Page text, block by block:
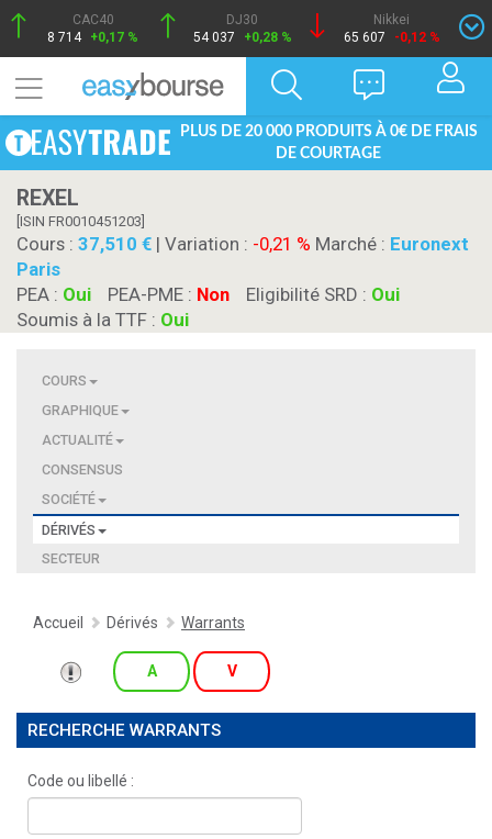
CAC40
8 714 +0,17 %
DJ30
54 037
+0,28 %
Nikkei
65 607
-0,12 %
PLUS DE 20 000 PRODUITS À 0€ DE FRAIS
DE COURTAGE
REXEL
[ISIN FR0010451203]
Cours : 37,510 | Variation : -0,21 % Marché : Euronext
Paris
PEA : Oui PEA-PME : Non Eligibilité SRD : Oui
Soumis à la TTF : Oui
COURS
GRAPHIQUE
ACTUALITÉ
CONSENSUS
SOCIÉTÉ
DÉRIVÉS
SECTEUR
Accueil Dérivés Warrants
A V
RECHERCHE WARRANTS
Code ou libellé :